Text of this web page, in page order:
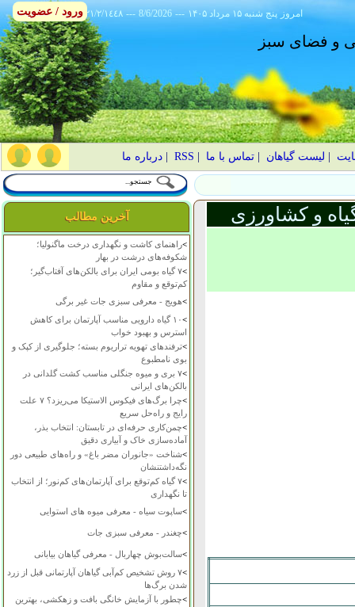
٢١/٢/١٤٤٨ --- 8/6/2026 --- ۱۴۰۵ پنج شنبه ۱۵ مرداد امروز
و فضای سبز
لیست گیاهان |تماس با ما RSS
|درباره ما
آخرین مطالب
>راهنمای کاشت و نگهداری درخت ماگنولیا؛
شکوفه‌های درشت در بهار
>
۷ گیاه بومی ایران برای بالکن‌های آفتاب‌گیر؛
کم‌توقع و مقاوم
>هویج - معرفی سبزی جات غیر برگی
>
۱۰ گیاه دارویی مناسب آپارتمان برای کاهش
استرس و بهبود خواب
>ترفندهای تهویه تراریوم بسته؛ جلوگیری از کپک و
بوی نامطبوع
>
۷ بری و میوه جنگلی مناسب کشت گلدانی در
بالکن‌های ایرانی
>
چرا برگ‌های فیکوس الاستیکا می‌ریزد؟ ۷ علت
رایج و راه‌حل سریع
>چمن‌کاری حرفه‌ای در تابستان: انتخاب بذر،
آماده‌سازی خاک و آبیاری دقیق
>شناخت «جانوران مضر باغ» و راه‌های طبیعی دور
نگه‌داشتنشان
>
۷ گیاه کم‌توقع برای آپارتمان‌های کم‌نور؛ از انتخاب
تا نگهداری
>ساپوت سیاه - معرفی میوه های استوایی
>چغندر - معرفی سبزی جات
>سالت‌بوش چهاربال - معرفی گیاهان بیابانی
>
۷ روش تشخیص کم‌آبی گیاهان آپارتمانی قبل از زرد
شدن برگ‌ها
>چطور با آزمایش خانگی بافت و زهکشی، بهترین
و کشاورزی
ورود / عضویت